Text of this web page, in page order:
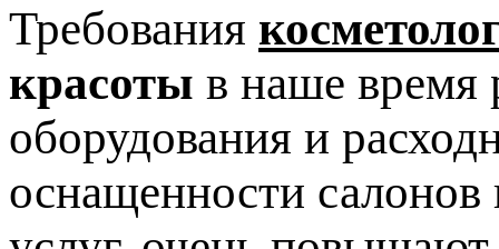
Требования
красоты в наше время
оборудования и
оснащенности салонов